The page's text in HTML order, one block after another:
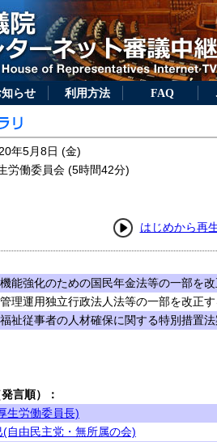
知らせ 利用方法 FAQ
年5月8日 (金)
労働委員会 (5時間42分)
はじめから再
能強化のための国民年金法等の一部を
理運用独立行政法人法等の一部を改正
祉従事者の人材確保に関する特別措置
言順）：
生労働委員長)
(自由民主党・無所属の会)